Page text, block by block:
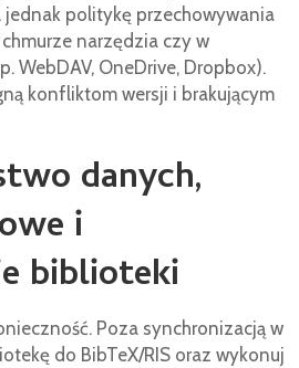
jednak politykę przechowywania
narzędzia czy w
WebDAV, OneDrive, Dropbox).
konfliktom wersji i brakującym
danych,
i
biblioteki
Poza synchronizacją w
do BibTeX/RIS oraz wykonuj